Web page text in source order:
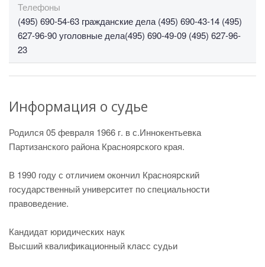
Телефоны
(495) 690-54-63 гражданские дела (495) 690-43-14 (495)
627-96-90 уголовные дела(495) 690-49-09 (495) 627-96-
23
Информация о судье
Родился 05 февраля 1966 г. в с.Иннокентьевка
Партизанского района Красноярского края.
В 1990 году с отличием окончил Красноярский
государственный университет по специальности
правоведение.
Кандидат юридических наук
Высший квалификационный класс судьи